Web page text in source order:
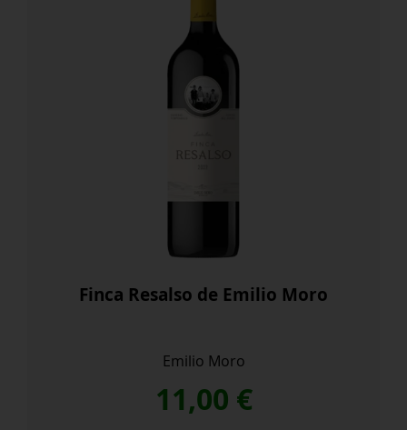
Finca Resalso de Emilio Moro
Emilio Moro
11,00 €